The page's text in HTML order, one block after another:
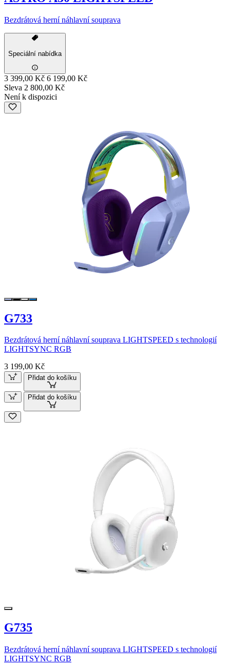
Bezdrátová herní náhlavní souprava
Speciální nabídka
3 399,00 Kč 6 199,00 Kč
Sleva 2 800,00 Kč
Není k dispozici
G733
Bezdrátová herní náhlavní souprava LIGHTSPEED s technologií
LIGHTSYNC RGB
3 199,00 Kč
Přidat do košíku
Přidat do košíku
G735
Bezdrátová herní náhlavní souprava LIGHTSPEED s technologií
LIGHTSYNC RGB